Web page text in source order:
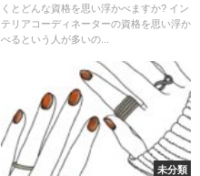
くとどんな資格を思い浮かべますか? イン
テリアコーディネーターの資格を思い浮か
べるという人が多いの...
未分類